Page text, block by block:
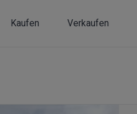
Kaufen Verkaufen